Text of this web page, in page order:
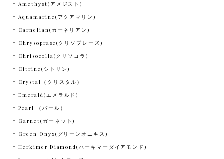
Amethyst(アメジスト)
Aquamarine(アクアマリン)
Carnelian(カーネリアン)
Chrysoprase(クリソプレーズ)
Chrisocolla(クリソコラ)
Citrine(シトリン)
Crystal（クリスタル）
Emerald(エメラルド)
Pearl （パール）
Garnet(ガーネット)
Green Onyx(グリーンオニキス)
Herkimer Diamond(ハーキマーダイアモンド)